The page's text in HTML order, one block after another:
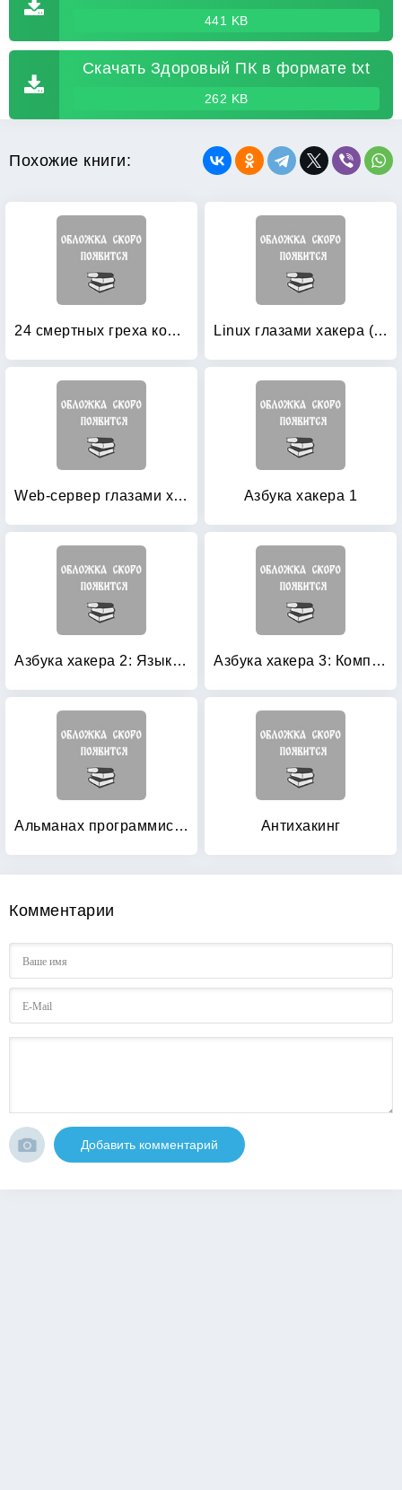
441 KB
Скачать Здоровый ПК в формате txt
262 KB
Похожие книги:
24 смертных греха компьютерной безопасности: Библиотека программиста Linux глазами хакера (+ CD-ROM)
Web-сервер глазами хакера (+ CD-ROM) Азбука хакера 1
Азбука хакера 2: Языки программирования для хакеров Азбука хакера 3: Компьютерная вирусология
Альманах программиста: Том 4: Безопасность в Microsoft . NET Антихакинг
Комментарии